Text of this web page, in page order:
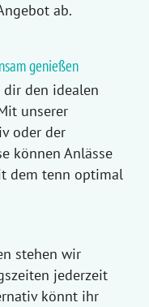
ab.
genießen
den idealen
unserer
oder der
können Anlässe
dem tenn optimal
stehen wir
jederzeit
könnt ihr